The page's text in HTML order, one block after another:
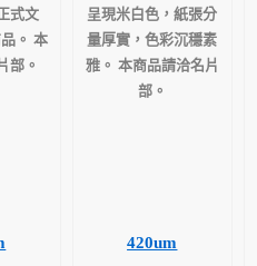
式文
。 本
部。
呈現米白色，紙張分
量厚實，色彩沉穩素
雅。 本商品請洽名片
部。
420um